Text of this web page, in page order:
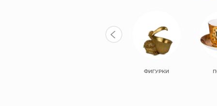
ФИГУРКИ